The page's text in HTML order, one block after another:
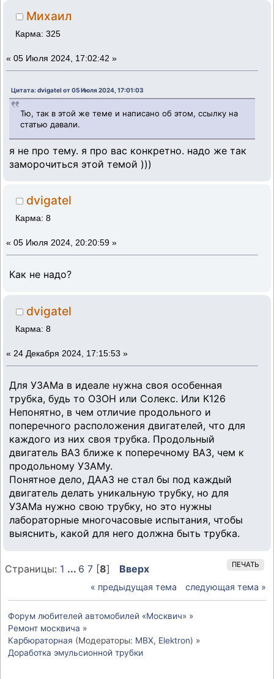
Михаил
Карма: 325
« 05 Июля 2024, 17:02:42 »
Цитата: dvigatel от 05 Июля 2024, 17:01:03
Тю, так в этой же теме и написано об этом, ссылку на
статью давали.
я не про тему. я про вас конкретно. надо же так
заморочиться этой темой )))
dvigatel
Карма: 8
« 05 Июля 2024, 20:20:59 »
Как не надо?
dvigatel
Карма: 8
« 24 Декабря 2024, 17:15:53 »
Для УЗАМа в идеале нужна своя особенная
трубка, будь то ОЗОН или Солекс. Или К126
Непонятно, в чем отличие продольного и
поперечного расположения двигателей, что для
каждого из них своя трубка. Продольный
двигатель ВАЗ ближе к поперечному ВАЗ, чем к
продольному УЗАМу.
Понятное дело, ДААЗ не стал бы под каждый
двигатель делать уникальную трубку, но для
УЗАМа нужно свою трубку, но это нужны
лабораторные многочасовые испытания, чтобы
выяснить, какой для него должна быть трубка.
ПЕЧАТЬ
Страницы: 1 ... 6 7[8] Вверх
« предыдущая тема следующая тема »
Форум любителей автомобилей «Москвич» »
Ремонт москвича »
Карбюраторная (Модераторы: MBX, Elektron) »
Доработка эмульсионной трубки